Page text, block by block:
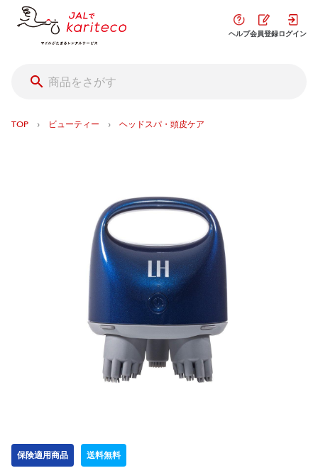
ヘルプ会員登録ログイン
TOP › ビューティー › ヘッドスパ・頭皮ケア
保険適用商品 送料無料